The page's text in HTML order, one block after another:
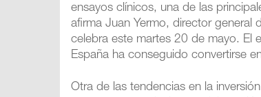
ensayos clínicos, una de las
afirma Juan Yermo, director general
celebra este martes 20 de mayo. El
España ha conseguido convertirse
Otra de las tendencias en la